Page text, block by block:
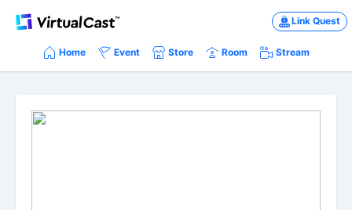
Link Quest
Home Event Store Room Stream